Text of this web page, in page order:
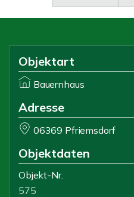
Objektart
Bauernhaus
Adresse
06369 Pfriemsdorf
Objektdaten
Objekt-Nr.
575